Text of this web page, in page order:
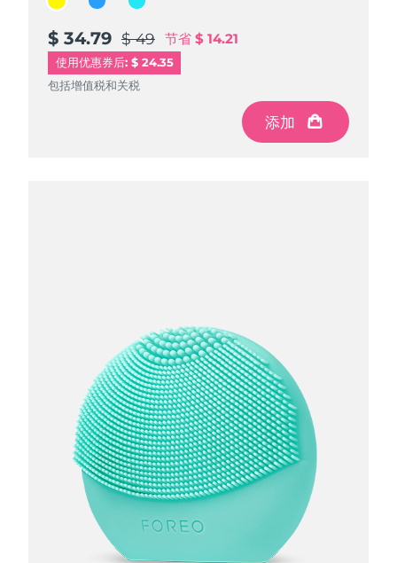
$ 34.79 $ 49 节省 $ 14.21
使用优惠券后: $ 24.35
包括增值税和关税
添加
$ 34.79 $ 49 节省 $ 14.21
包括增值税和关税
添加
$ 34.79 $ 49 节省 $ 14.21
包括增值税和关税
添加